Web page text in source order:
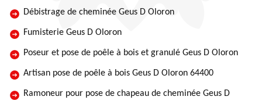
Débistrage de cheminée Geus D Oloron
Fumisterie Geus D Oloron
Poseur et pose de poêle à bois et granulé Geus D Oloron
Artisan pose de poêle à bois Geus D Oloron 64400
Ramoneur pour pose de chapeau de cheminée Geus D